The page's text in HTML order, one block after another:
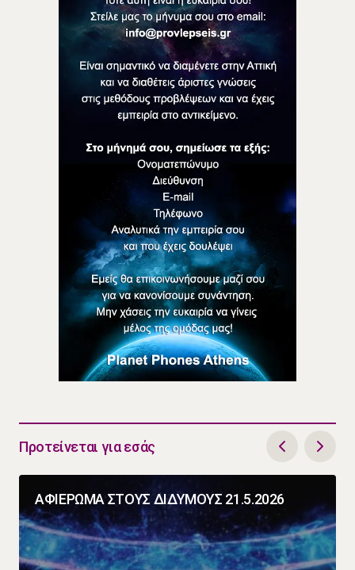
Προτείνεται για εσάς
ΑΦΙΕΡΩΜΑ ΣΤΟΥΣ ΔΙΔΥΜΟΥΣ 21.5.2026